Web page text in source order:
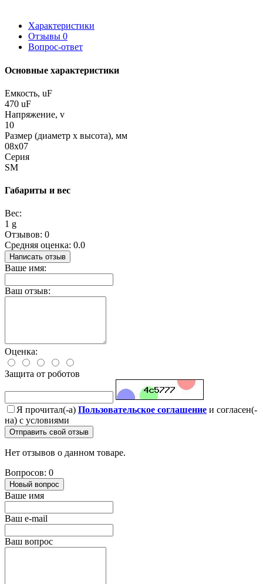
Характеристики
Отзывы 0
Вопрос-ответ
Основные характеристики
Емкость, uF
470 uF
Напряжение, v
10
Размер (диаметр х высота), мм
08x07
Серия
SM
Габариты и вес
Вес:
1 g
Отзывов: 0
Средняя оценка: 0.0
Написать отзыв
Ваше имя:
Ваш отзыв:
Оценка:
Защита от роботов
Я прочитал(-а) Пользовательское соглашение и согласен(-
на) с условиями
Отправить свой отзыв
Нет отзывов о данном товаре.
Вопросов: 0
Новый вопрос
Ваше имя
Ваш e-mail
Ваш вопрос